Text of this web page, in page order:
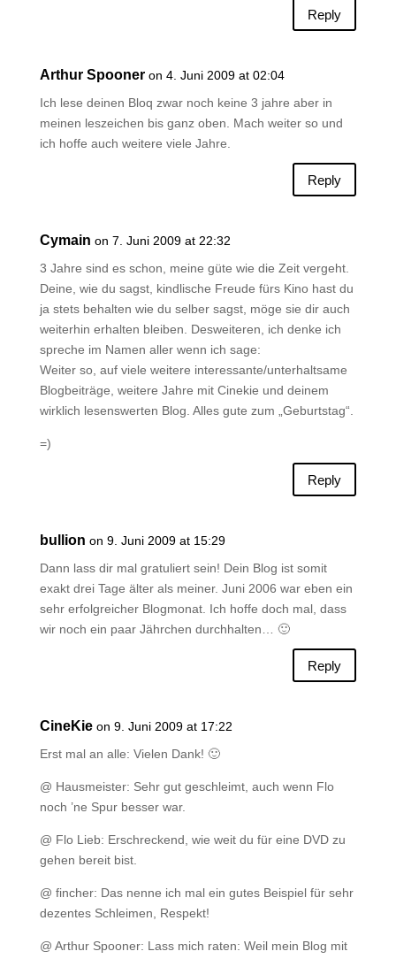
Reply
Arthur Spooner on 4. Juni 2009 at 02:04
Ich lese deinen Bloq zwar noch keine 3 jahre aber in
meinen leszeichen bis ganz oben. Mach weiter so und
ich hoffe auch weitere viele Jahre.
Reply
Cymain on 7. Juni 2009 at 22:32
3 Jahre sind es schon, meine güte wie die Zeit vergeht.
Deine, wie du sagst, kindlische Freude fürs Kino hast du
ja stets behalten wie du selber sagst, möge sie dir auch
weiterhin erhalten bleiben. Desweiteren, ich denke ich
spreche im Namen aller wenn ich sage:
Weiter so, auf viele weitere interessante/unterhaltsame
Blogbeiträge, weitere Jahre mit Cinekie und deinem
wirklich lesenswerten Blog. Alles gute zum „Geburtstag“.
=)
Reply
bullion on 9. Juni 2009 at 15:29
Dann lass dir mal gratuliert sein! Dein Blog ist somit
exakt drei Tage älter als meiner. Juni 2006 war eben ein
sehr erfolgreicher Blogmonat. Ich hoffe doch mal, dass
wir noch ein paar Jährchen durchhalten… 🙂
Reply
CineKie on 9. Juni 2009 at 17:22
Erst mal an alle: Vielen Dank! 🙂
@ Hausmeister: Sehr gut geschleimt, auch wenn Flo
noch ’ne Spur besser war.
@ Flo Lieb: Erschreckend, wie weit du für eine DVD zu
gehen bereit bist.
@ fincher: Das nenne ich mal ein gutes Beispiel für sehr
dezentes Schleimen, Respekt!
@ Arthur Spooner: Lass mich raten: Weil mein Blog mit